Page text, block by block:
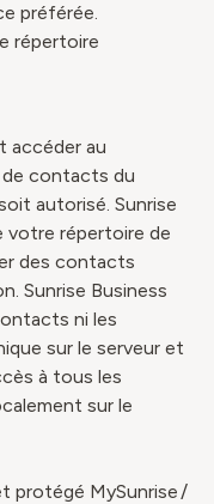
préférée.
répertoire
accéder au
contacts du
autorisé. Sunrise
votre répertoire de
des contacts
Sunrise Business
ni les
sur le serveur et
à tous les
sur le
protégé MySunrise /